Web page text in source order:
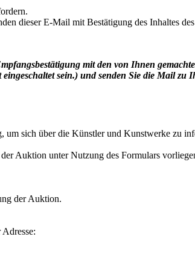
dieser E-Mail mit Bestätigung des Inhaltes
mit den von Ihnen
sein.) und senden Sie die Mail zu
um sich über die Künstler und Kunstwerke zu
Auktion unter Nutzung des Formulars
der Auktion.